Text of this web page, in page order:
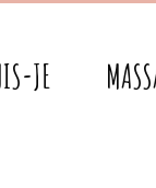
JE